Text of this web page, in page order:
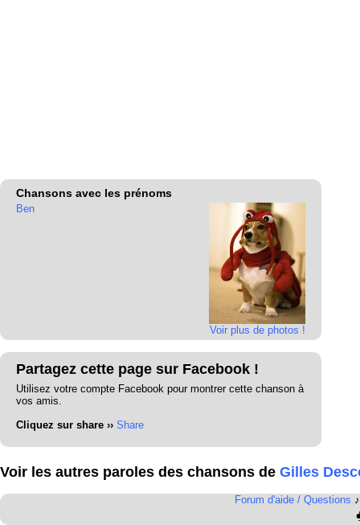
Chansons avec les prénoms
Voir plus de photos !
Ben
Partagez cette page sur Facebook !
Utilisez votre compte Facebook pour montrer cette chanson à
vos amis.
Cliquez sur share ›› Share
Voir les autres paroles des chansons de Gilles
Forum d'aide / Questions